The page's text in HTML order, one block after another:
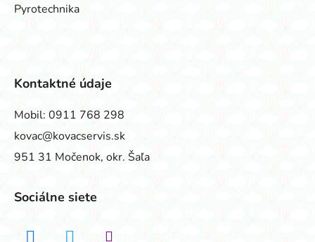
Pyrotechnika
Kontaktné údaje
Mobil: 0911 768 298
kovac@kovacservis.sk
951 31 Močenok, okr. Šaľa
Sociálne siete